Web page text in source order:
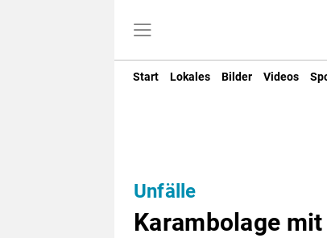
Start Lokales Bilder Videos
Unfälle
Karambolage